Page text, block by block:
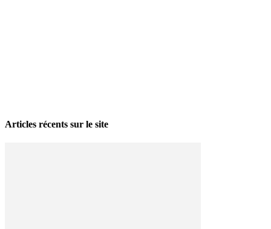
Articles récents sur le site